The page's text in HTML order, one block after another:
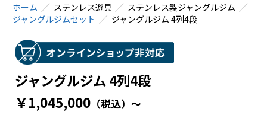
ホーム ステンレス遊具
ステンレス製ジャングルジム
ジャングルジムセット
ジャングルジム 4列4段
ジャングルジム 4列4段
￥1,045,000 （税込） ～